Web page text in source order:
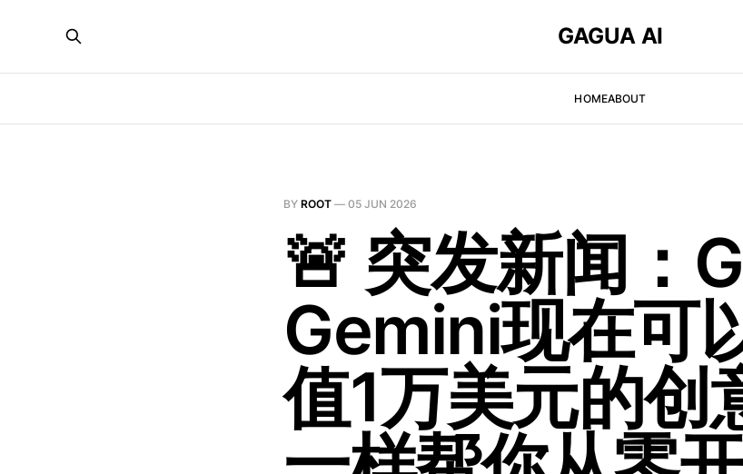
GAGUA AI
HOMEABOUT
BY ROOT — 05 JUN 2026
🚨 突发新闻：
Gemini现在可
值1万美元的创